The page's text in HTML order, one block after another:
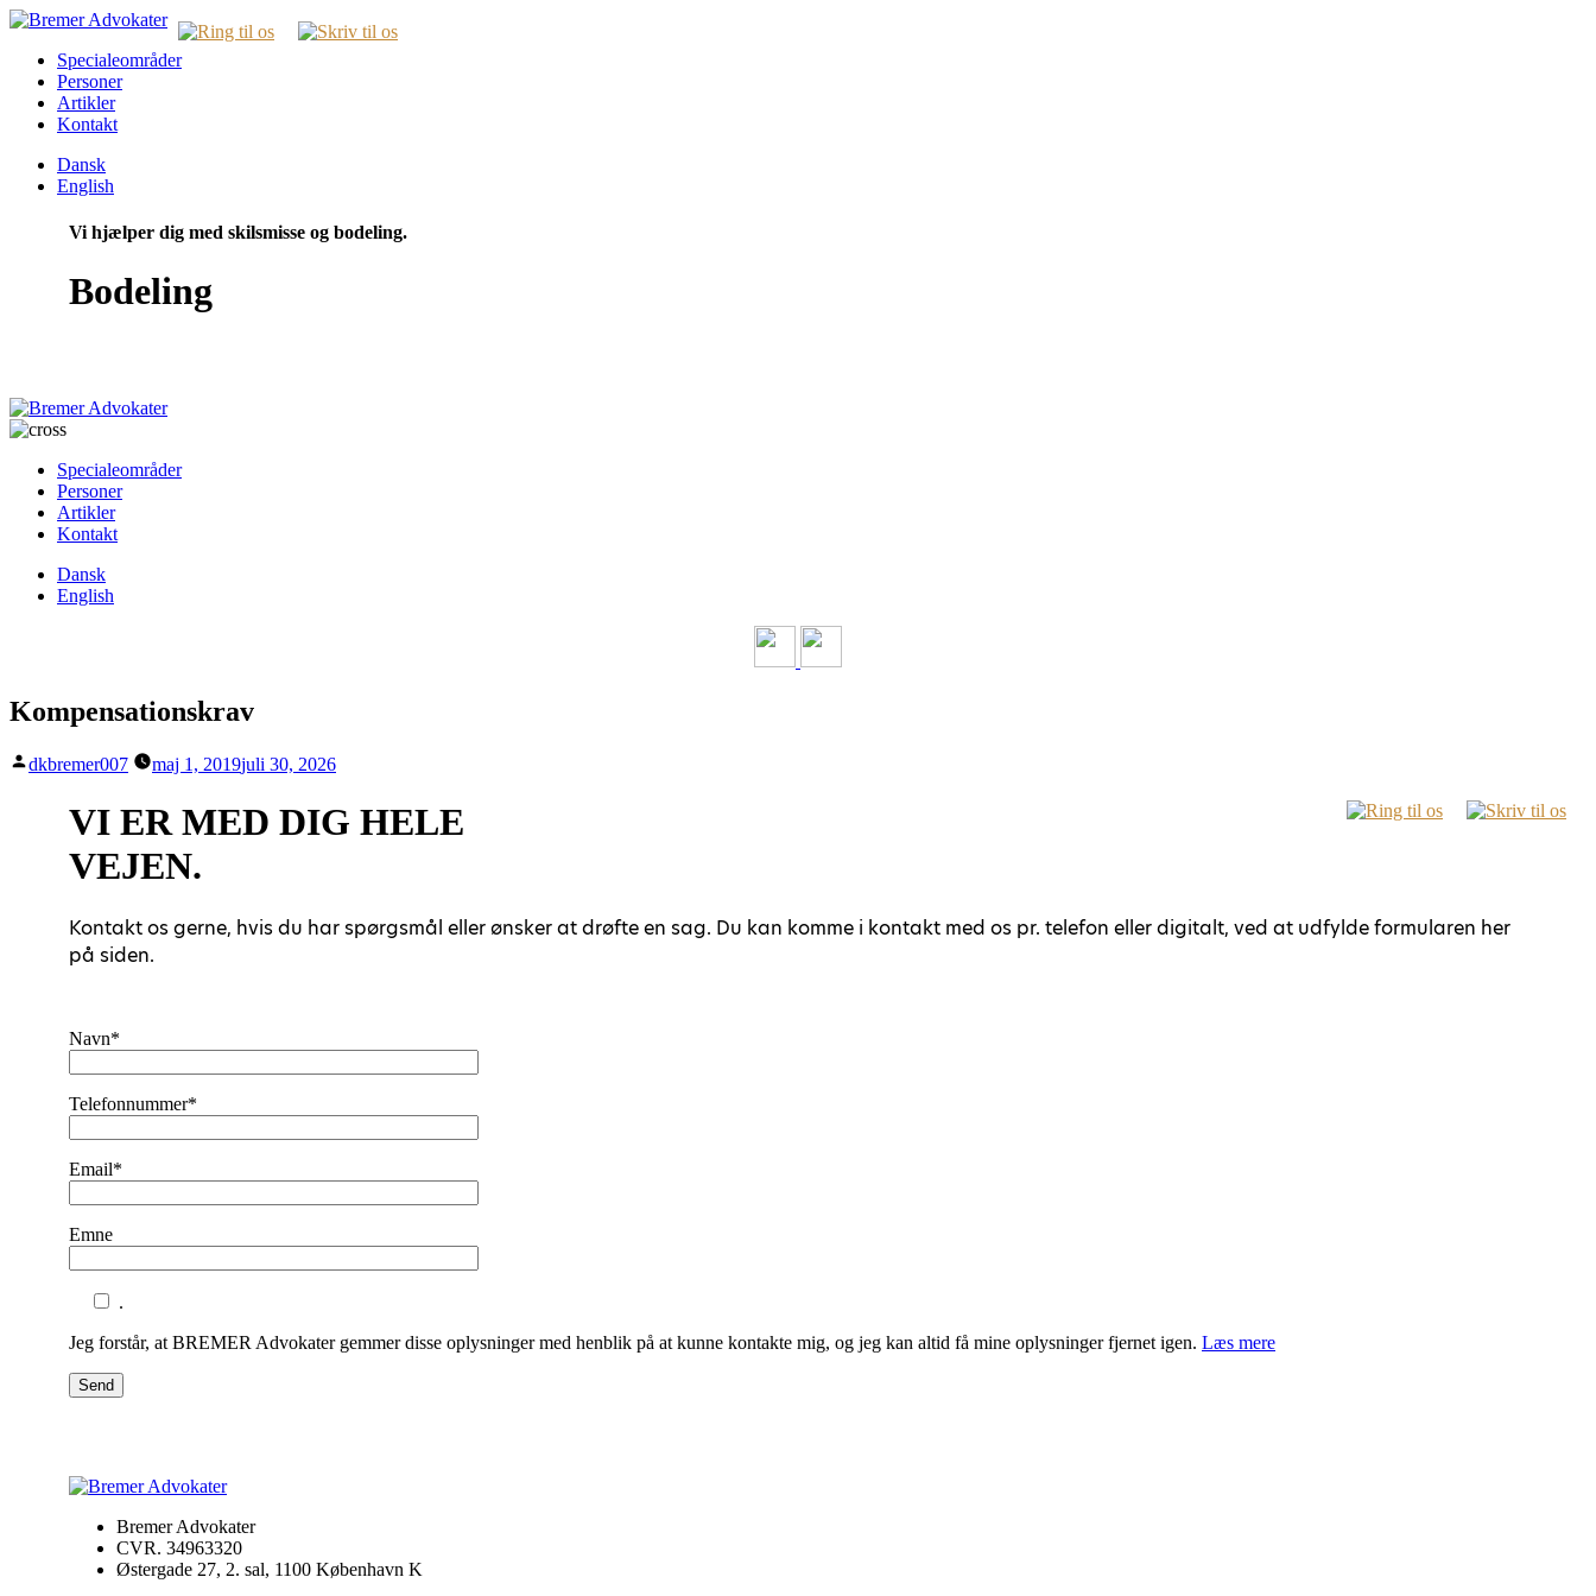
Specialeområder
Personer
Artikler
Kontakt
Dansk
English
Vi hjælper dig med skilsmisse og bodeling.
Bodeling
Specialeområder
Personer
Artikler
Kontakt
Dansk
English
Kompensationskrav
Posted
dkbremer007 maj 1, 2019juli 30, 2026
VI ER MED DIG HELE
VEJEN.
Kontakt os gerne, hvis du har spørgsmål eller ønsker at drøfte en sag. Du kan komme i kontakt med os pr. telefon eller digitalt, ved at udfylde formularen her
på siden.
Navn*
Telefonnummer*
Email*
Emne
.
Jeg forstår, at BREMER Advokater gemmer disse oplysninger med henblik på at kunne kontakte mig, og jeg kan altid få mine oplysninger fjernet igen. Læs mere
Send
Bremer Advokater
CVR. 34963320
Østergade 27, 2. sal, 1100 København K